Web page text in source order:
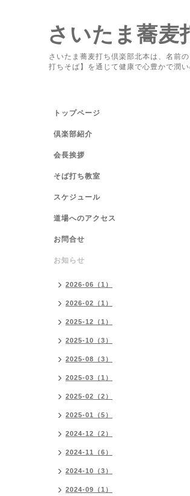
さいたま蕎麦
さいたま蕎麦打ち倶楽部北本は、名前
打ちそば】を通じて健康で心豊かで潤
トップページ
倶楽部紹介
会長挨拶
そば打ち教室
スケジュール
道場へのアクセス
お問合せ
お知らせ
2026-06（1）
2026-02（1）
2025-12（1）
2025-10（3）
2025-08（3）
2025-03（1）
2025-02（2）
2025-01（5）
2024-12（2）
2024-11（6）
2024-10（3）
2024-09（1）